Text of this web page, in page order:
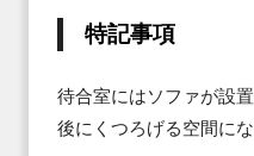
特記事項
待合室にはソファが設
後にくつろげる空間にな